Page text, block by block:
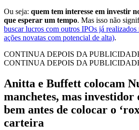
Ou seja: quem tem interesse em investir
que esperar um tempo. Mas isso não
buscar lucros com outros IPOs já
ações novatas com potencial de alta).
CONTINUA DEPOIS DA
CONTINUA DEPOIS DA
Anitta e Buffett colocam
manchetes, mas investidor
bem antes de colocar o
carteira